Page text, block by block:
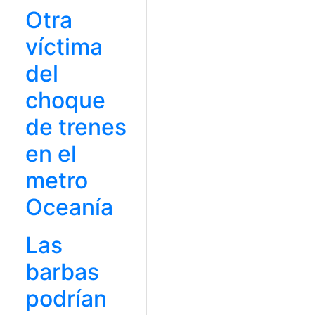
Otra
víctima
del
choque
de trenes
en el
metro
Oceanía
Las
barbas
podrían